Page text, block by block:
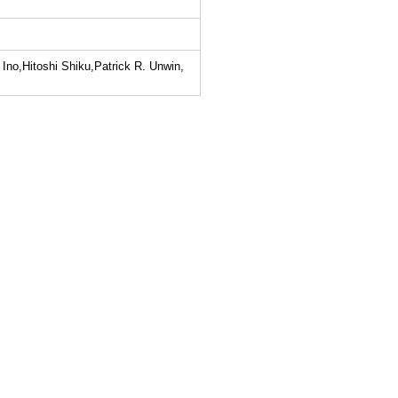
Shiku,Patrick R. Unwin,